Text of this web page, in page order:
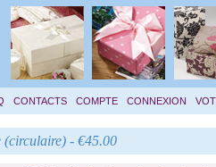
CONTACTS COMPTE CONNEXION
(circulaire) - €45.00